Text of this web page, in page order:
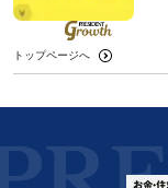
トップページへ